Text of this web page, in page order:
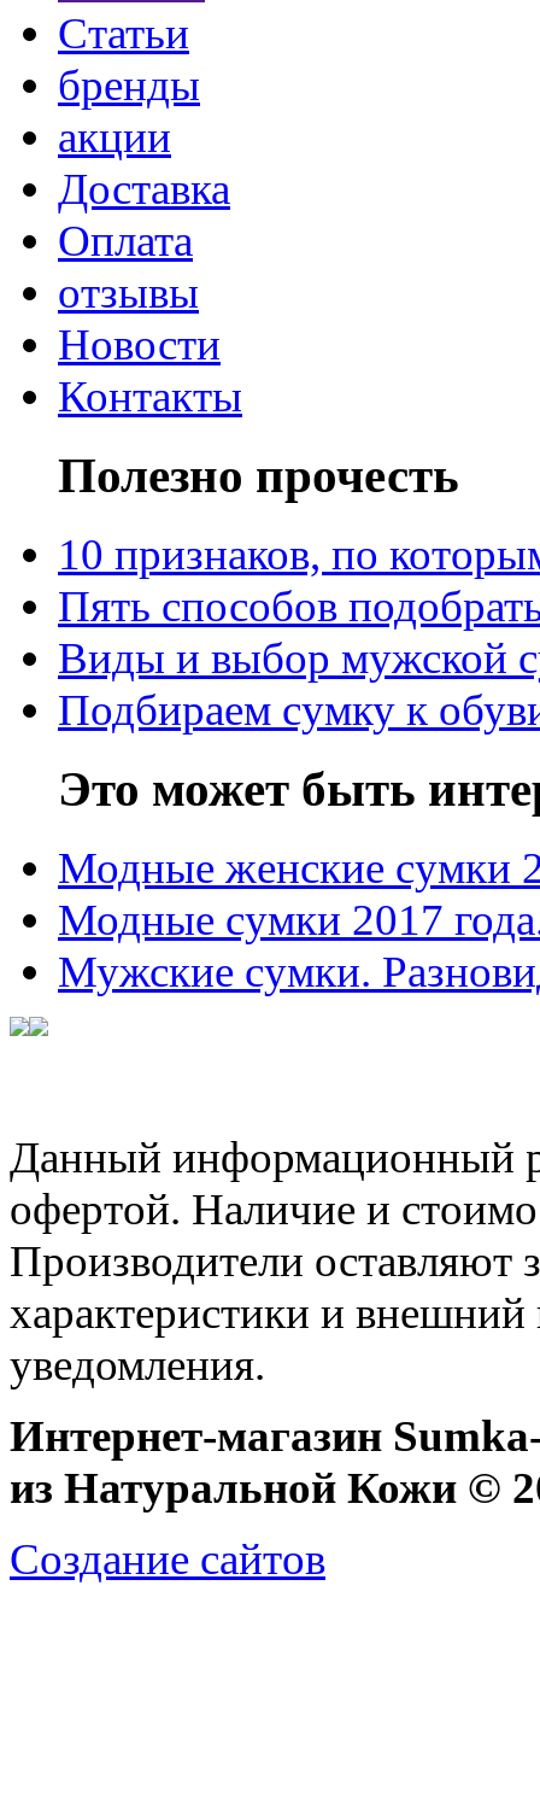
Статьи
бренды
акции
Доставка
Оплата
отзывы
Новости
Контакты
Полезно прочесть
10 признаков, по
Пять способов
Виды и выбор мужской
Подбираем сумку к
Это может быть
Модные женские сумки
Модные сумки 2017
Мужские сумки.
Данный информационный
офертой. Наличие и
Производители оставляют
характеристики и внешний
уведомления.
Интернет-магазин
из Натуральной Кожи ©
Создание сайтов